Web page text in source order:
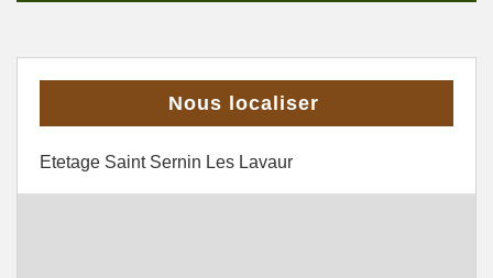
Nous localiser
Etetage Saint Sernin Les Lavaur